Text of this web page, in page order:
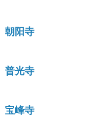
朝阳寺
普光寺
宝峰寺